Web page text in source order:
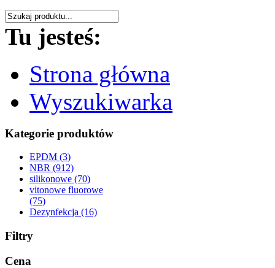
Tu jesteś:
Strona główna
Wyszukiwarka
Kategorie produktów
EPDM (3)
NBR (912)
silikonowe (70)
vitonowe fluorowe
(75)
Dezynfekcja (16)
Filtry
Cena